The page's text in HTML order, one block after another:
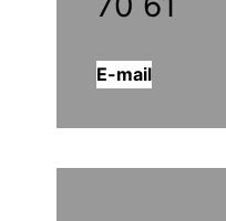
E-mail